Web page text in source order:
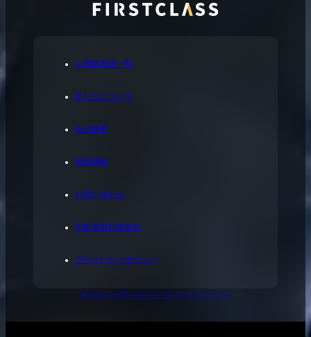
お買取実績一覧
私たちについて
会社概要
採用情報
お問い合わせ
宅配買取利用規約
プライバシーポリシー
東京都公安委員会許可 第304371805541号